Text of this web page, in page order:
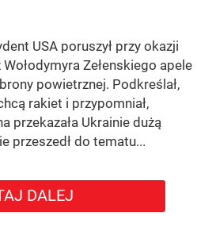
USA poruszył przy okazji
Zełenskiego apele
powietrznej. Podkreślał,
rakiet i przypomniał,
przekazała Ukrainie dużą
przeszedł do tematu...
DALEJ